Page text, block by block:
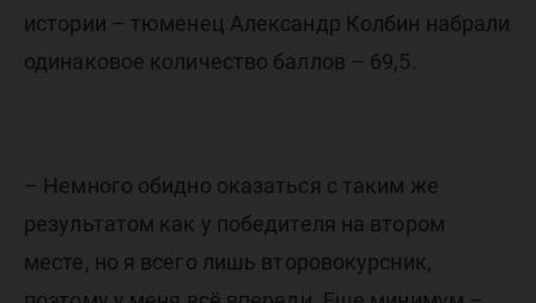
истории – тюменец Александр Колбин набрали
одинаковое количество баллов – 69,5.
– Немного обидно оказаться с таким же
результатом как у победителя на втором
месте, но я всего лишь второвокурсник,